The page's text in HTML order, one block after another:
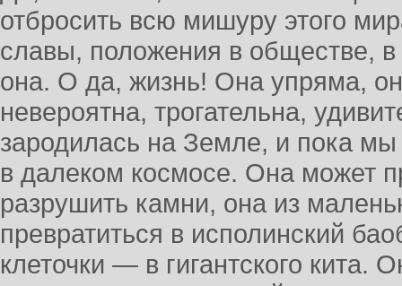
отбросить всю мишуру этого
славы, положения в обществе, в
она. О да, жизнь! Она упряма,
невероятна, трогательна,
зародилась на Земле, и пока
в далеком космосе. Она может
разрушить камни, она из
превратиться в исполинский
клеточки — в гигантского кита.